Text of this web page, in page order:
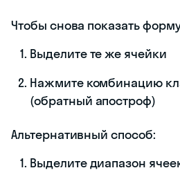
Чтобы снова показать
Выделите те же ячейки
Нажмите комбинацию
(обратный апостроф)
Альтернативный способ:
Выделите диапазон